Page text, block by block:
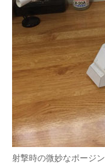
射撃時の微妙なポージ